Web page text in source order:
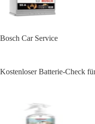
Bosch Car Service
Kostenloser Batterie-Check